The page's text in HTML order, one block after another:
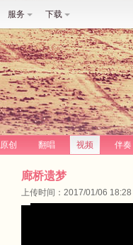
服务 下载
原创 翻唱 视频 伴奏
廊桥遗梦
上传时间：2017/01/06 18:28